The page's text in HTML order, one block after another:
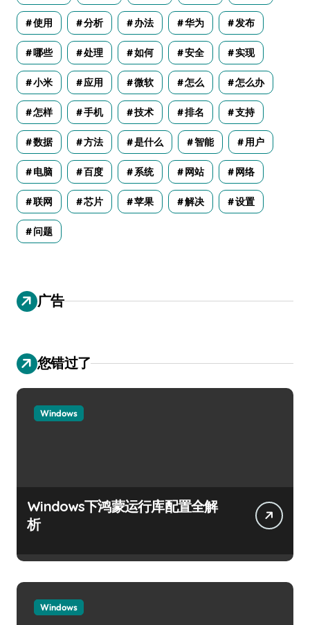
使用 分析 办法 华为 发布
哪些 处理 如何 安全 实现
小米 应用 微软 怎么 怎么办
怎样 手机 技术 排名 支持
数据 方法 是什么 智能 用户
电脑 百度 系统 网站 网络
联网 芯片 苹果 解决 设置
问题
广告
您错过了
Windows
Windows下鸿蒙运行库配置全解
析
Windows